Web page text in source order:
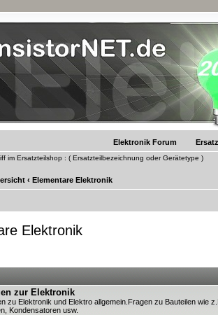
Elektronik Forum
im Ersatzteilshop : ( Ersatzteilbezeichnung oder Gerätetype )
‹ Elementare Elektronik
Elektronik
zur Elektronik
zu Elektronik und Elektro allgemein.Fragen zu Bauteilen wie
Kondensatoren usw.